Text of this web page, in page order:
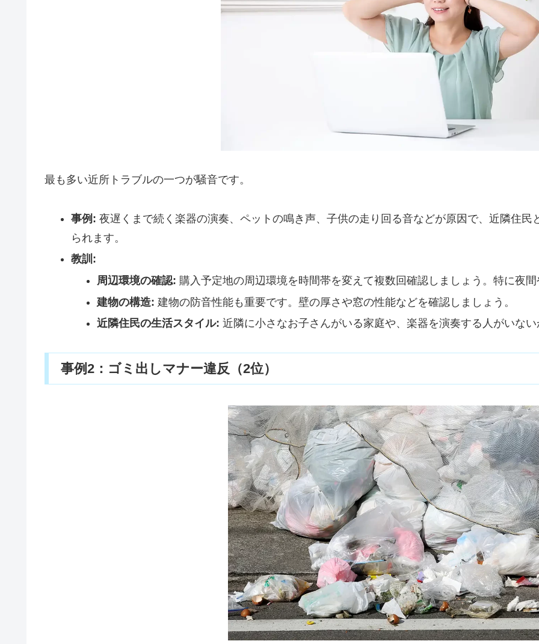
最も多い近所トラブルの一つが騒音です。
事例: 夜遅くまで続く楽器の演奏、ペットの鳴き声、子供の走り回る音などが原因で、近隣住
られます。
教訓:
周辺環境の確認: 購入予定地の周辺環境を時間帯を変えて複数回確認しましょう。特に夜
建物の構造: 建物の防音性能も重要です。壁の厚さや窓の性能などを確認しましょう。
近隣住民の生活スタイル: 近隣に小さなお子さんがいる家庭や、楽器を演奏する人がいな
事例2：ゴミ出しマナー違反（2位）